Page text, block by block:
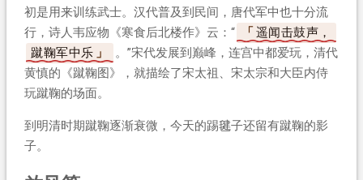
初是用来训练武士。汉代普及到民间，唐代军中也十分流
行，诗人韦应物《寒食后北楼作》云：“
遥闻击鼓声，
蹴鞠军中乐
。”宋代发展到巅峰，连宫中都爱玩，清代
黄慎的《蹴鞠图》，就描绘了宋太祖、宋太宗和大臣内侍
玩蹴鞠的场面。
到明清时期蹴鞠逐渐衰微，今天的踢毽子还留有蹴鞠的影
子。